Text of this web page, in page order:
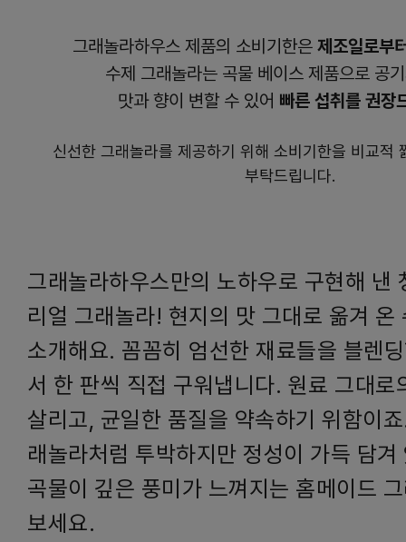
그래놀라하우스 제품의 소비기한은 제조일로부
수제 그래놀라는 곡물 베이스 제품으로 공
맛과 향이 변할 수 있어 빠른 섭취를 권장
신선한 그래놀라를 제공하기 위해 소비기한을 비교적
부탁드립니다.
그래놀라하우스만의 노하우로 구현해 낸
리얼 그래놀라! 현지의 맛 그대로 옮겨 온
소개해요. 꼼꼼히 엄선한 재료들을 블렌
서 한 판씩 직접 구워냅니다. 원료 그대로
살리고, 균일한 품질을 약속하기 위함이
래놀라처럼 투박하지만 정성이 가득 담
곡물이 깊은 풍미가 느껴지는 홈메이드
보세요.